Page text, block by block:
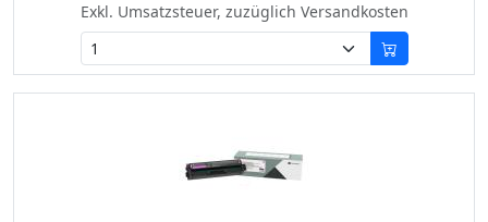
Exkl. Umsatzsteuer, zuzüglich Versandkosten